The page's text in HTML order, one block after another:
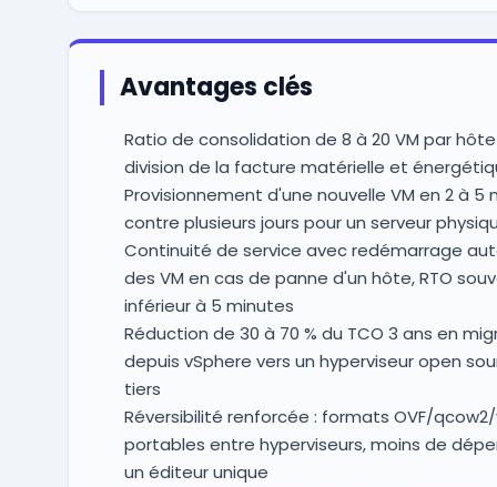
Avantages clés
Ratio de consolidation de 8 à 20 VM par
division de la facture matérielle et
Provisionnement d'une nouvelle VM en 2 à 5
contre plusieurs jours pour un serveur
Continuité de service avec redémarrage
des VM en cas de panne d'un hôte, RTO
inférieur à 5 minutes
Réduction de 30 à 70 % du TCO 3 ans en
depuis vSphere vers un hyperviseur open
tiers
Réversibilité renforcée : formats OVF/
portables entre hyperviseurs, moins de
un éditeur unique